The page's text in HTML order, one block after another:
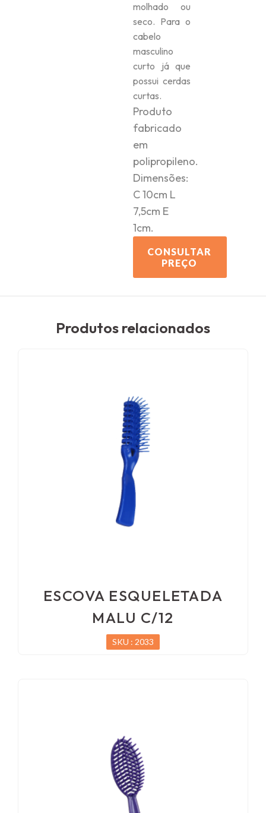
molhado ou
seco. Para o
cabelo
masculino
curto já que
possui cerdas
curtas.
Produto
fabricado
em
polipropileno.
Dimensões:
C 10cm L
7,5cm E
1cm.
CONSULTAR
PREÇO
Produtos relacionados
ESCOVA ESQUELETADA
MALU C/12
SKU : 2033